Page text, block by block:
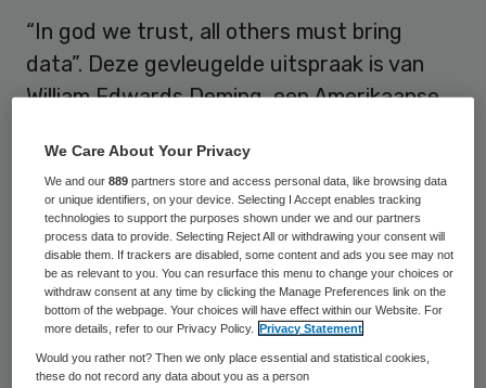
“In god we trust, all others must bring
data”. Deze gevleugelde uitspraak is van
William Edwards Deming, een Amerikaanse
van de Plan-Do-Check-Act cyclus.
Deming was er van overtuigd dat goede
informatiede basis is voor verbetering en
innovatie. Ik kan daar deels in meegaan.
Alleen zijn we er dan nog niet. Goed gebruik
belangrijker. Want gegevens hebben pas
We Care About Your Privacy
We and our889 partners store and access personal data, like browsing data
or unique identifiers, on your device. Selecting I Accept enables tracking
technologies to support the purposes shown under we and our partners
process data to provide. Selecting Reject All or withdrawing your consent will
disable them. If trackers are disabled, some content and ads you see may not
be as relevant to you. You can resurface this menu to change your choices or
withdraw consent at any time by clicking the Manage Preferences link on the
bottom of the webpage. Your choices will have effect within our Website. For
more details, refer to our Privacy Policy.
Privacy Statement
Would you rather not? Then we only place essential and statistical cookies,
these do not record any data about you as a person